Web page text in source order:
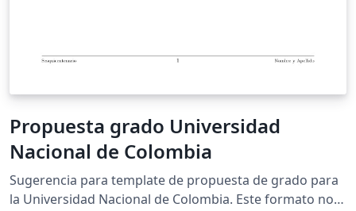
Propuesta grado Universidad
Nacional de Colombia
Sugerencia para template de propuesta de grado para
la Universidad Nacional de Colombia. Este formato no